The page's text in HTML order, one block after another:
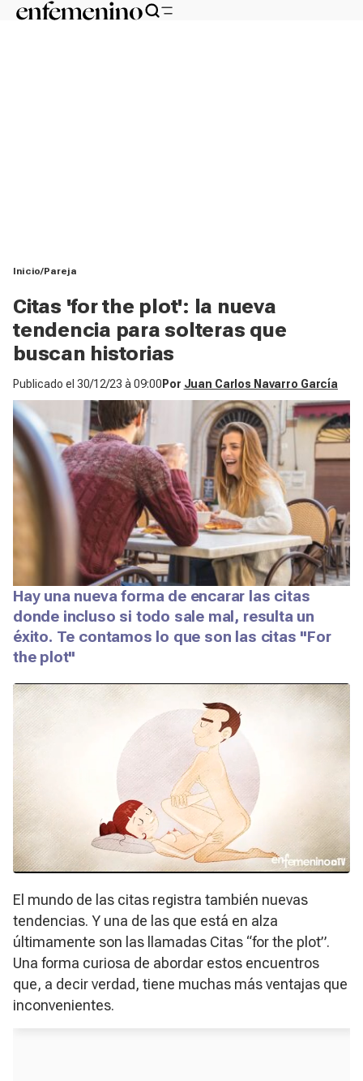
Inicio Pareja
Citas 'for the plot': la nueva
tendencia para solteras que
buscan historias
Publicado el 30/12/23 à 09:00 Por Juan Carlos Navarro García
Hay una nueva forma de encarar las citas
donde incluso si todo sale mal, resulta un
éxito. Te contamos lo que son las citas "For
the plot"
El mundo de las citas registra también nuevas
tendencias. Y una de las que está en alza
últimamente son las llamadas Citas “for the plot”.
Una forma curiosa de abordar estos encuentros
que, a decir verdad, tiene muchas más ventajas que
inconvenientes.